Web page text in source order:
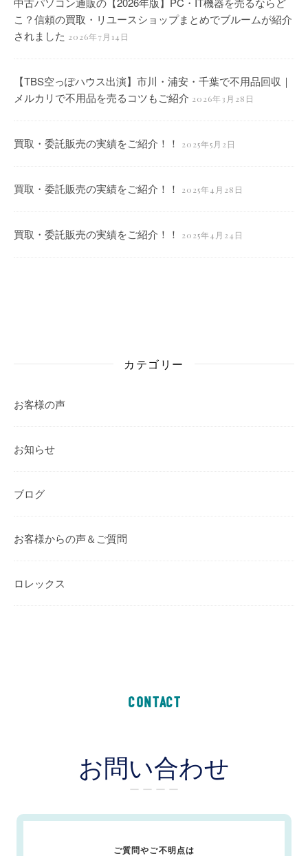
こ？信頼の買取・リユースショップまとめでブルームが紹介
されました 2026年7月14日
【TBS空っぽハウス出演】市川・浦安・千葉で不用品回収｜
メルカリで不用品を売るコツもご紹介 2026年3月28日
買取・委託販売の実績をご紹介！！ 2025年5月2日
買取・委託販売の実績をご紹介！！ 2025年4月28日
買取・委託販売の実績をご紹介！！ 2025年4月24日
カテゴリー
お客様の声
お知らせ
ブログ
お客様からの声＆ご質問
ロレックス
CONTACT
お問い合わせ
ー ー ー ー
ご質問やご不明点は